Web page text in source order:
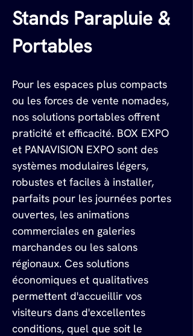
Stands Parapluie &
Portables
Pour les espaces plus compacts
ou les forces de vente nomades,
nos solutions portables offrent
praticité et efficacité. BOX EXPO
et PANAVISION EXPO sont des
systèmes modulaires légers,
robustes et faciles à installer,
parfaits pour les journées portes
ouvertes, les animations
commerciales en galeries
marchandes ou les salons
régionaux. Ces solutions
économiques et qualitatives
permettent d'accueillir vos
visiteurs dans d'excellentes
conditions, quel que soit le